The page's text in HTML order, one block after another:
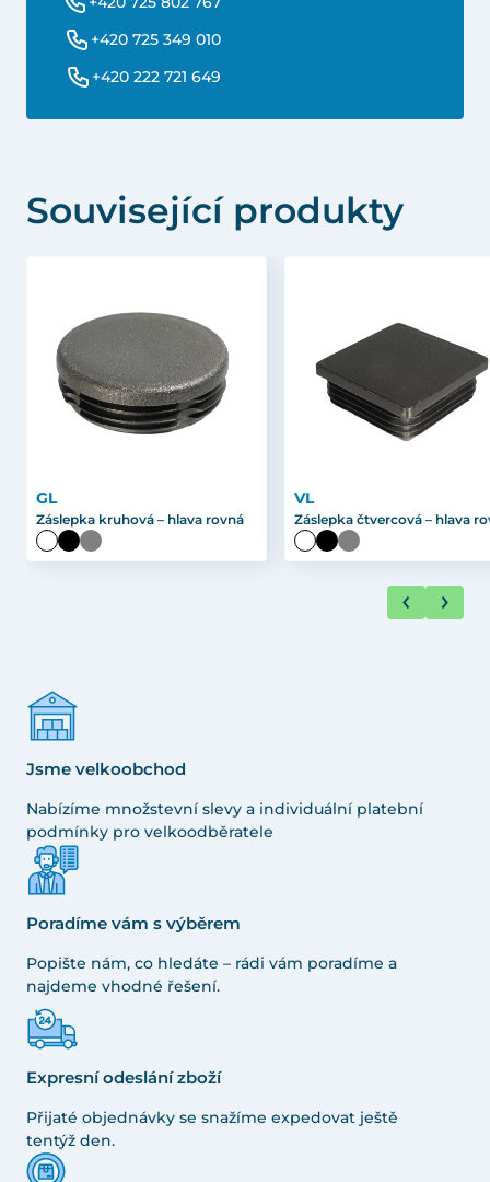
+420 725 349 010
+420 222 721 649
Související produkty
GL
Záslepka kruhová – hlava rovná
VL
Záslepka čtvercová – hlava
Jsme velkoobchod
Nabízíme množstevní slevy a individuální platební
podmínky pro velkoodběratele
Poradíme vám s výběrem
Popište nám, co hledáte – rádi vám poradíme a
najdeme vhodné řešení.
Expresní odeslání zboží
Přijaté objednávky se snažíme expedovat ještě
tentýž den.